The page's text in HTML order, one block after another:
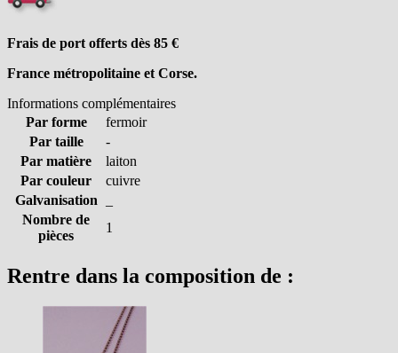
Frais de port offerts dès 85 €
France métropolitaine et Corse.
Informations complémentaires
Par forme
fermoir
Par taille
-
Par matière
laiton
Par couleur
cuivre
Galvanisation
Nombre de
pièces
1
Rentre dans la composition de :